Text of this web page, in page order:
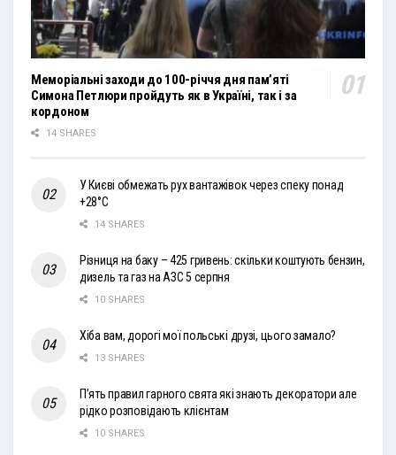
Меморіальні заходи до 100-річчя дня пам’яті
Симона Петлюри пройдуть як в Україні, так і за
кордоном
14 SHARES
У Києві обмежать рух вантажівок через спеку понад
+28°С
14 SHARES
Різниця на баку – 425 гривень: скільки коштують бензин,
дизель та газ на АЗС 5 серпня
10 SHARES
Хіба вам, дорогі мої польські друзі, цього замало?
13 SHARES
П’ять правил гарного свята які знають декоратори але
рідко розповідають клієнтам
10 SHARES